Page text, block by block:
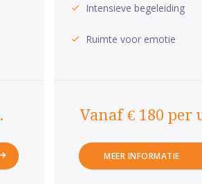
Intensieve begeleiding
Ruimte voor emotie
Vanaf € 180 per
MEER INFORMATIE